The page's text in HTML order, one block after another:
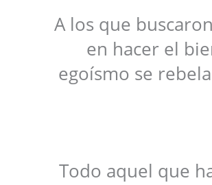
A los que
en hacer el
egoísmo se
Todo aquel que